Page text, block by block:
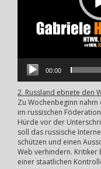
00:00
2. Russland ebnete den
Zu Wochenbeginn nahm
im russischen
Hürde vor der
soll das russische
schützen und einen
Web verhindern.
einer staatlichen